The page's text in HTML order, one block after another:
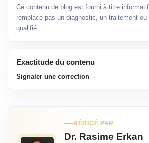
Ce contenu de blog est fourni à titre
remplace pas un diagnostic, un traitement
qualifié.
Exactitude du contenu
Signaler une correction →
RÉDIGÉ PAR
Dr. Rasime Erkan